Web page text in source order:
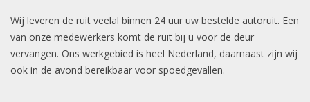
Wij leveren de ruit veelal binnen 24 uur uw bestelde autoruit. Een
van onze medewerkers komt de ruit bij u voor de deur
vervangen. Ons werkgebied is heel Nederland, daarnaast zijn wij
ook in de avond bereikbaar voor spoedgevallen.